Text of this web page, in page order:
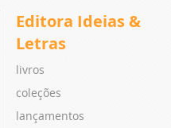
Editora Ideias &
Letras
livros
coleções
lançamentos